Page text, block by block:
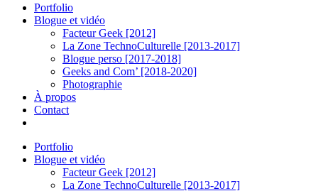
Menu
Portfolio
Blogue et vidéo
Facteur Geek [2012]
La Zone TechnoCulturelle [2013-2017]
Blogue perso [2017-2018]
Geeks and Com’ [2018-2020]
Photographie
À propos
Contact
Portfolio
Blogue et vidéo
Facteur Geek [2012]
La Zone TechnoCulturelle [2013-2017]